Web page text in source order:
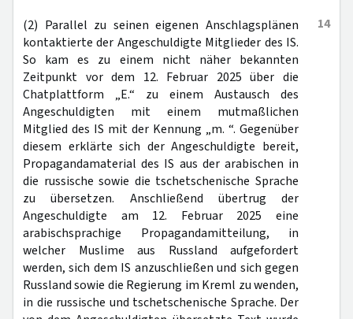
14
(2) Parallel zu seinen eigenen Anschlagsplänen
kontaktierte der Angeschuldigte Mitglieder des IS.
So kam es zu einem nicht näher bekannten
Zeitpunkt vor dem 12. Februar 2025 über die
Chatplattform „E.“ zu einem Austausch des
Angeschuldigten mit einem mutmaßlichen
Mitglied des IS mit der Kennung „m. “. Gegenüber
diesem erklärte sich der Angeschuldigte bereit,
Propagandamaterial des IS aus der arabischen in
die russische sowie die tschetschenische Sprache
zu übersetzen. Anschließend übertrug der
Angeschuldigte am 12. Februar 2025 eine
arabischsprachige Propagandamitteilung, in
welcher Muslime aus Russland aufgefordert
werden, sich dem IS anzuschließen und sich gegen
Russland sowie die Regierung im Kreml zu wenden,
in die russische und tschetschenische Sprache. Der